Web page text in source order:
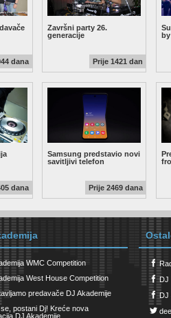
dana
Završni party 26.
generacije
Prije 1421 dan
dana
Samsung predstavio novi
savitljivi telefon
Prije 2469 dana
WMC Competition
West House Competition
predavače DJ Akademije
se, postani Dj! Kreće nova
DJ Akademije
DJ
DJ